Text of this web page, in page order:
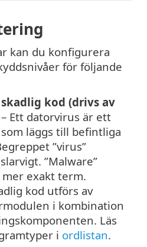
kan du konfigurera
för följande
kod (drivs av
– Ett datorvirus är ett
läggs till befintliga
”virus”
”Malware”
exakt term.
kod utförs av
i kombination
Läs
i ordlistan.